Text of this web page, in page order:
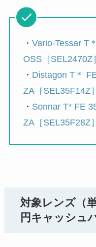
・ Vario-Tessar T
OSS［SEL2470Z］
・ Distagon T＊
ZA［SEL35F14Z］
・ Sonnar T* FE
ZA［SEL35F28Z］
対象レンズ（
円キャッシュ